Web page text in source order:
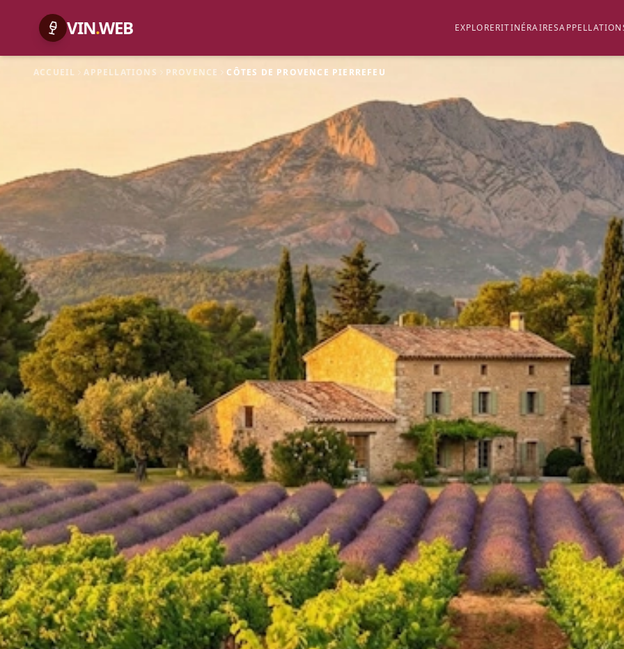
VIN.WEB EXPLORERITINÉRAIRES
ACCUEIL APPELLATIONS PROVENCE CÔTES DE PROVENCE PIERREFEU